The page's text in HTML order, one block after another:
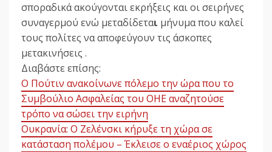
σποραδικά ακούγονταιεκρήξεις και οι σειρήνες
συναγερμού ενώ μεταδίδεται μήνυμα που καλεί
τους πολίτες να αποφεύγουν τις άσκοπες
μετακινήσεις .
Διαβάστε επίσης:
Ο Πούτιν ανακοίνωνε πόλεμο την ώρα που το
Συμβούλιο Ασφαλείας του ΟΗΕ αναζητούσε
τρόπο να σώσει την ειρήνη
Ουκρανία: Ο Ζελένσκι κήρυξε τη χώρα σε
κατάσταση πολέμου – Έκλεισε ο εναέριος χώρος